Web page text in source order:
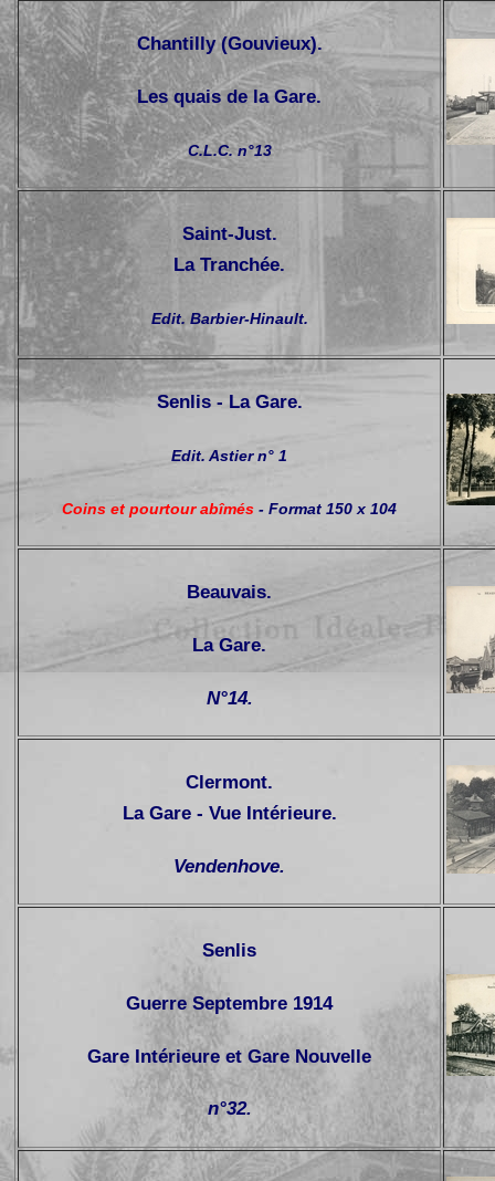
Chantilly (Gouvieux).
Les quais de la Gare.
C.L.C. n°13
Saint-Just.
La Tranchée.
Edit. Barbier-Hinault.
Senlis - La Gare.
Edit. Astier n° 1
Coins et pourtour abîmés - Format 150 x 104
Beauvais.
La Gare.
N°14.
Clermont.
La Gare - Vue Intérieure.
Vendenhove.
Senlis
Guerre Septembre 1914
Gare Intérieure et Gare Nouvelle
n°32.